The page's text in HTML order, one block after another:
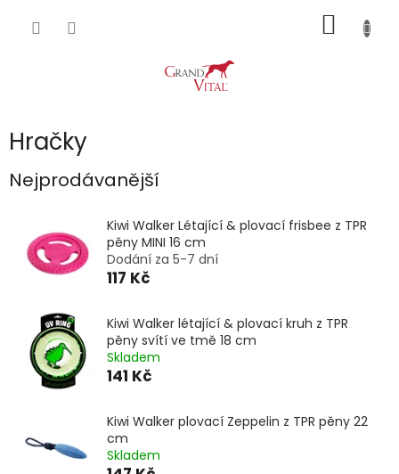
KOŠÍK
Hračky
Nejprodávanější
Kiwi Walker Létající & plovací frisbee z TPR
pěny MINI 16 cm
Dodání za 5-7 dní
117 Kč
Kiwi Walker létající & plovací kruh z TPR
pěny svítí ve tmě 18 cm
Skladem
141 Kč
Kiwi Walker plovací Zeppelin z TPR pěny 22
cm
Skladem